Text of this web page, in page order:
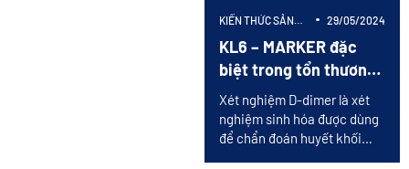
KIẾN THỨC SẢN
29/05/2024
KL6 – MARKER đặc
biệt trong tổn thương
phế nang
Xét nghiệm D-dimer là xét
nghiệm sinh hóa được dùng
để chẩn đoán huyết khối